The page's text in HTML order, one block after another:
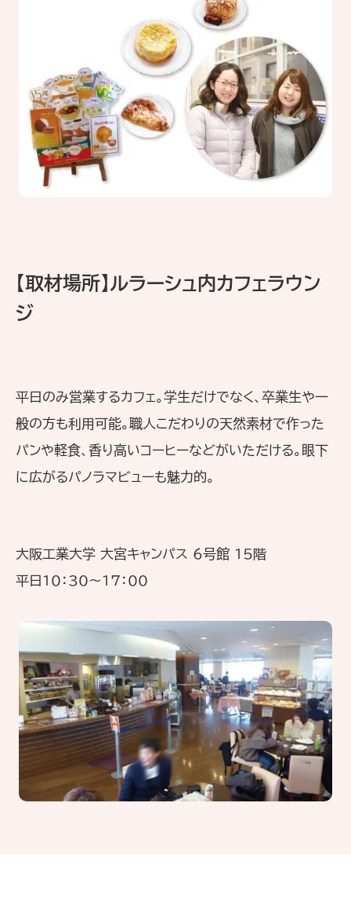
【取材場所】ルラーシュ内カフェラウン
ジ
平日のみ営業するカフェ。学生だけでなく、卒業生や一
般の方も利用可能。職人こだわりの天然素材で作った
パンや軽食、香り高いコーヒーなどがいただける。眼下
に広がるパノラマビューも魅力的。
大阪工業大学 大宮キャンパス 6号館 15階
平日10：30〜17：00